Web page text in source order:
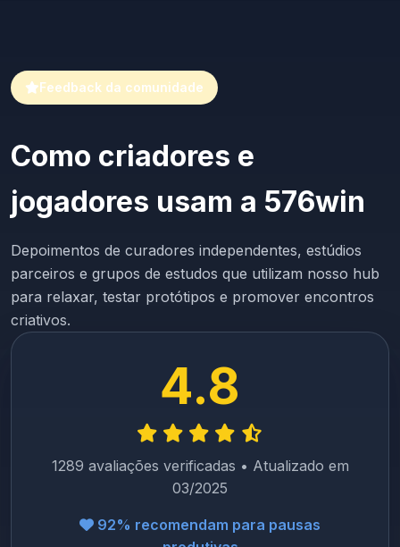
Feedback da comunidade
Como criadores e
jogadores usam a 576win
Depoimentos de curadores independentes, estúdios
parceiros e grupos de estudos que utilizam nosso hub
para relaxar, testar protótipos e promover encontros
criativos.
4.8
1289 avaliações verificadas • Atualizado em
03/2025
92% recomendam para pausas